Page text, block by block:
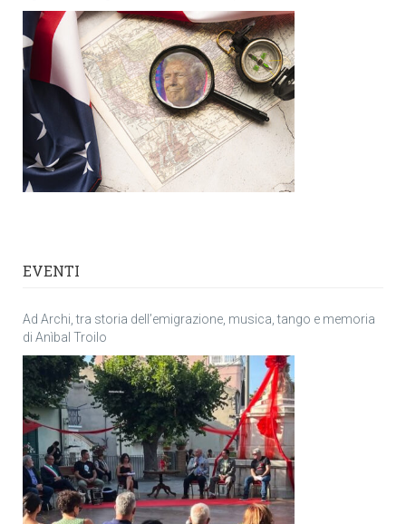
EVENTI
Ad Archi, tra storia dell’emigrazione, musica, tango e memoria
di Anìbal Troilo